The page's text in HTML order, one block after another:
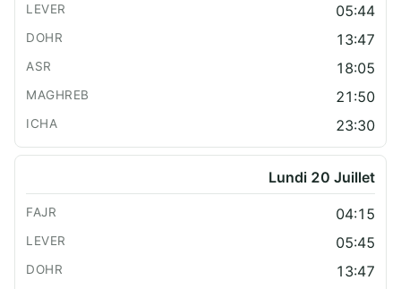
05:44
13:47
18:05
21:50
23:30
Lundi 20 Juillet
04:15
05:45
13:47